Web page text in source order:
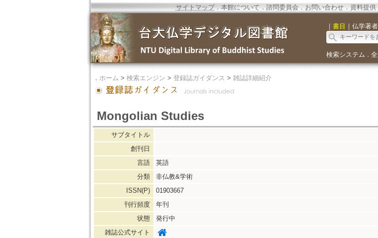
サイトマップ．本館について．諮問委員会．お問い合わせ．資料提供
｜ 書目 ｜ 仏学著
検索システム ．
． ホーム > 検索エンジン > 登録誌ガイダンス > 雑誌詳細紹介
Mongolian Studies
サブタイトル
創刊日
言語
英語
分類
非仏教&学術
ISSN(P)
01903667
刊行頻度
年刊
状態
発行中
雑誌公式サイト